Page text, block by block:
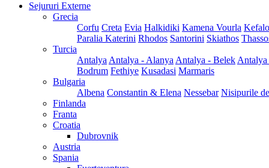
Sejururi Externe
Grecia
Corfu Creta Evia Halkidiki Kamena Vourla
Paralia Katerini Rhodos Santorini Skiathos
Turcia
Antalya Antalya - Alanya Antalya - Belek
Bodrum Fethiye Kusadasi Marmaris
Bulgaria
Albena Constantin & Elena Nessebar Nisipurile
Finlanda
Franta
Croatia
Dubrovnik
Austria
Spania